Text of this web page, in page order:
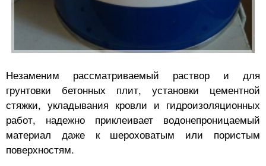
Незаменим рассматриваемый раствор и для
грунтовки бетонных плит, установки цементной
стяжки, укладывания кровли и гидроизоляционных
работ, надежно приклеивает водонепроницаемый
материал даже к шероховатым или пористым
поверхностям.